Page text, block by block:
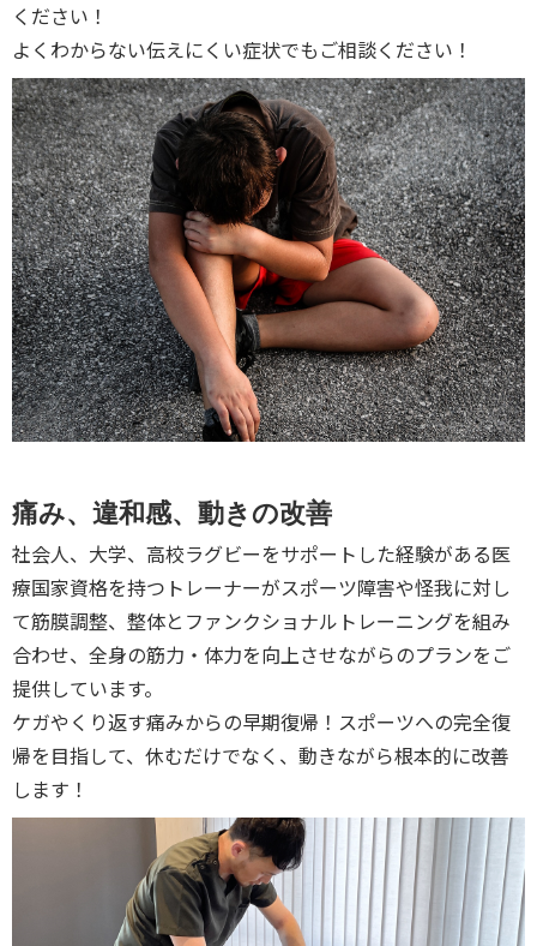
ください！
よくわからない伝えにくい症状でもご相談ください！
痛み、違和感、動きの改善
社会人、大学、高校ラグビーをサポートした経験がある医
療国家資格を持つトレーナーがスポーツ障害や怪我に対し
て筋膜調整、整体とファンクショナルトレーニングを組み
合わせ、全身の筋力・体力を向上させながらのプランをご
提供しています。
ケガやくり返す痛みからの早期復帰！スポーツへの完全復
帰を目指して、休むだけでなく、動きながら根本的に改善
します！